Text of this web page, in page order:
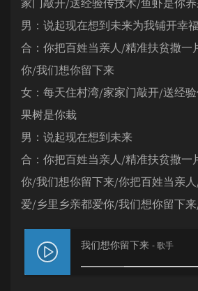
家门敲开/送经验传技术/鱼虾是你
男：说起现在想到未来为我铺开幸
合：你把百姓当亲人/精准扶贫撒一
你/我们想你留下来
女：每天住村湾/家家门敲开/送经
果树是你栽
男：说起现在想到未来
合：你把百姓当亲人/精准扶贫撒一
你/我们想你留下来/你把百姓当亲
爱/乡里乡亲都爱你/我们想你留下
我们想你留下来 - 歌手